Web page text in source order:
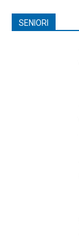
SENIORI